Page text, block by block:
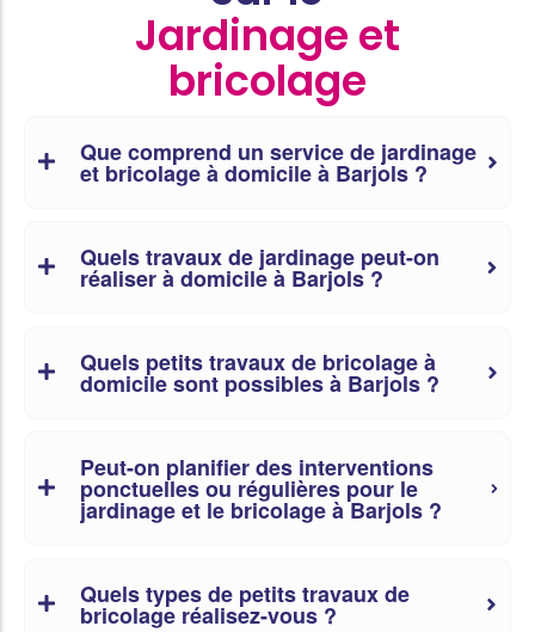
Jardinage et
bricolage
Que comprend un service de jardinage
et bricolage à domicile à Barjols ?
Quels travaux de jardinage peut-on
réaliser à domicile à Barjols ?
Quels petits travaux de bricolage à
domicile sont possibles à Barjols ?
Peut-on planifier des interventions
ponctuelles ou régulières pour le
jardinage et le bricolage à Barjols ?
Quels types de petits travaux de
bricolage réalisez-vous ?